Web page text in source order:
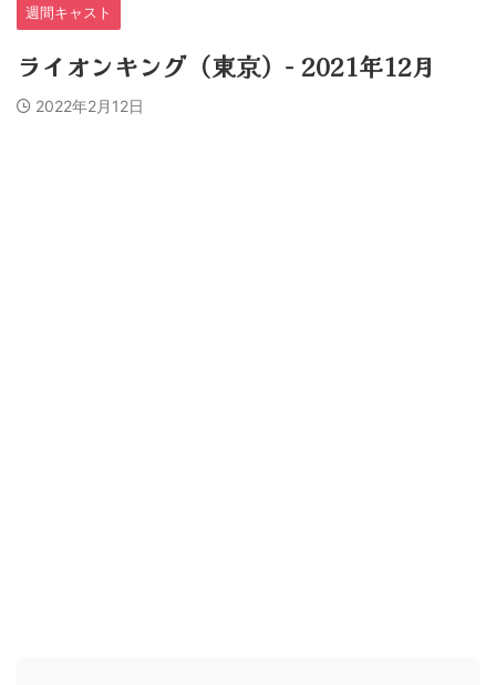
週間キャスト
ライオンキング（東京）− 2021年12月
2022年2月12日